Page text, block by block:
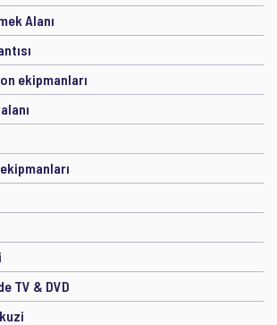
Alanı
ekipmanları
TV & DVD